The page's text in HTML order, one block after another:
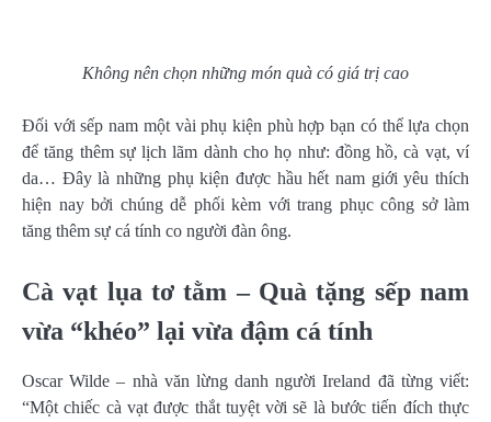
Không nên chọn những món quà có giá trị cao
Đối với sếp nam một vài phụ kiện phù hợp bạn có thể lựa chọn
để tăng thêm sự lịch lãm dành cho họ như: đồng hồ, cà vạt, ví
da… Đây là những phụ kiện được hầu hết nam giới yêu thích
hiện nay bởi chúng dễ phối kèm với trang phục công sở làm
tăng thêm sự cá tính co người đàn ông.
Cà vạt lụa tơ tằm – Quà tặng sếp nam
vừa “khéo” lại vừa đậm cá tính
Oscar Wilde – nhà văn lừng danh người Ireland đã từng viết:
“Một chiếc cà vạt được thắt tuyệt vời sẽ là bước tiến đích thực